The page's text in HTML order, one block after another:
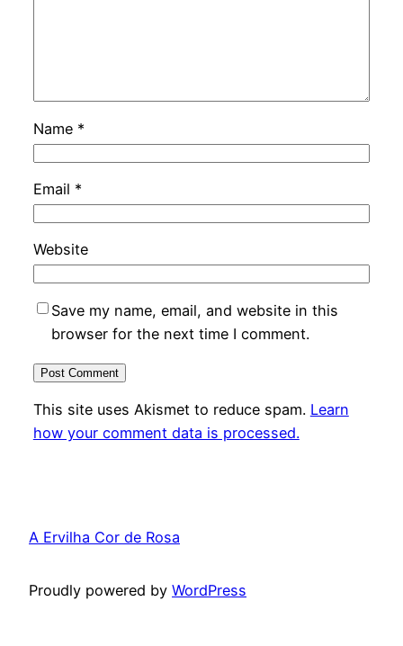
Name *
Email *
Website
Save my name, email, and website in this
browser for the next time I comment.
This site uses Akismet to reduce spam. Learn
how your comment data is processed.
A Ervilha Cor de Rosa
Proudly powered by WordPress